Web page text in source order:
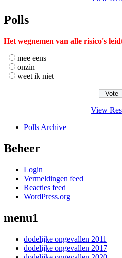
Polls
Het wegnemen van alle risico's
mee eens
onzin
weet ik niet
View
Polls Archive
Beheer
Login
Vermeldingen feed
Reacties feed
WordPress.org
menu1
dodelijke ongevallen 2011
dodelijke ongevallen 2017